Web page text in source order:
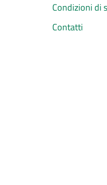
Condizioni di
Contatti